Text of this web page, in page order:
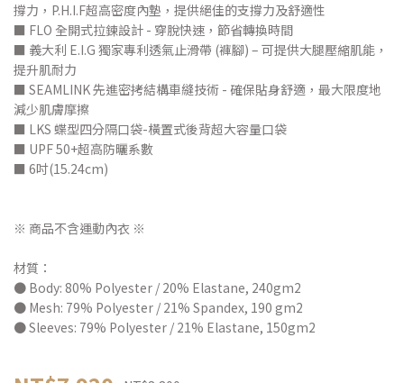
撐力，P.H.I.F超高密度內墊，提供絕佳的支撐力及舒適性
■ FLO 全開式拉鍊設計 - 穿脫快速，節省轉換時間
■ 義大利 E.I.G 獨家專利透氣止滑帶 (褲腳) – 可提供大腿壓縮肌能，
提升肌耐力
■ SEAMLINK 先進密拷結構車縫技術 - 確保貼身舒適，最大限度地
減少肌膚摩擦
■ LKS 蝶型四分隔口袋-橫置式後背超大容量口袋
■ UPF 50+超高防曬系數
■ 6吋(15.24cm)
※ 商品不含運動內衣 ※
材質：
● Body: 80% Polyester / 20% Elastane, 240gm2
● Mesh: 79% Polyester / 21% Spandex, 190 gm2
● Sleeves: 79% Polyester / 21% Elastane, 150gm2